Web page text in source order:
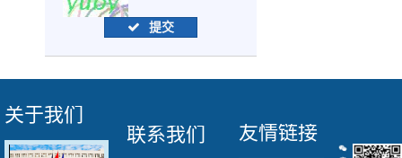
提交
关于我们
联系我们 友情链接